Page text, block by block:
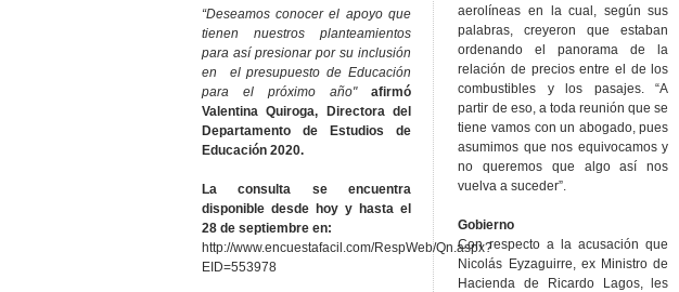
“Deseamos conocer el apoyo que
tienen nuestros planteamientos
para así presionar por su inclusión
en el presupuesto de Educación
para el próximo año"
afirmó
Valentina Quiroga, Directora del
Departamento de Estudios de
Educación 2020.
La consulta se encuentra
disponible desde hoy y hasta el
28 de septiembre en:
http://www.encuestafacil.com/RespWeb/Qn.aspx?
EID=553978
aerolíneas en la cual, según sus
palabras, creyeron que estaban
ordenando el panorama de la
relación de precios entre el de los
combustibles y los pasajes. “A
partir de eso, a toda reunión que se
tiene vamos con un abogado, pues
asumimos que nos equivocamos y
no queremos que algo así nos
vuelva a suceder”.
Gobierno
Con respecto a la acusación que
Nicolás Eyzaguirre, ex Ministro de
Hacienda de Ricardo Lagos, les